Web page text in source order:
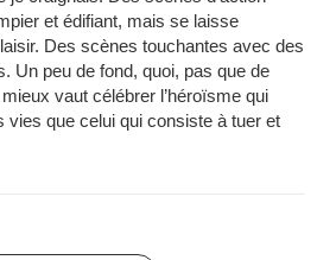
et édifiant, mais se laisse
Des scènes touchantes avec des
Un peu de fond, quoi, pas que de
vaut célébrer l’héroïsme qui
vies que celui qui consiste à tuer et